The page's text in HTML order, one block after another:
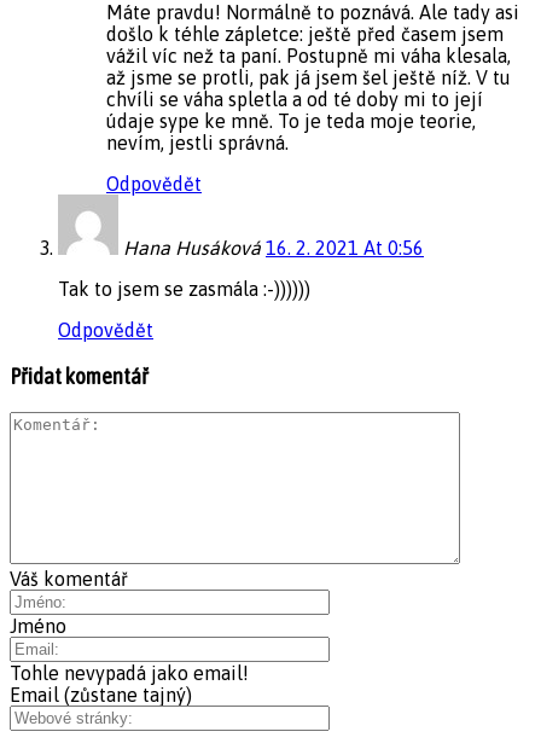
Máte pravdu! Normálně to poznává. Ale tady asi
došlo k téhle zápletce: ještě před časem jsem
vážil víc než ta paní. Postupně mi váha klesala,
až jsme se protli, pak já jsem šel ještě níž. V tu
chvíli se váha spletla a od té doby mi to její
údaje sype ke mně. To je teda moje teorie,
nevím, jestli správná.
Odpovědět
Hana Husáková 16. 2. 2021 At 0:56
Tak to jsem se zasmála :-))))))
Odpovědět
Přidat komentář
Váš komentář
Jméno
Tohle nevypadá jako email!
Email (zůstane tajný)